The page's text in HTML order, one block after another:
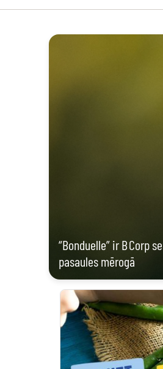
“Bonduelle” ir B Corp
pasaules mērogā